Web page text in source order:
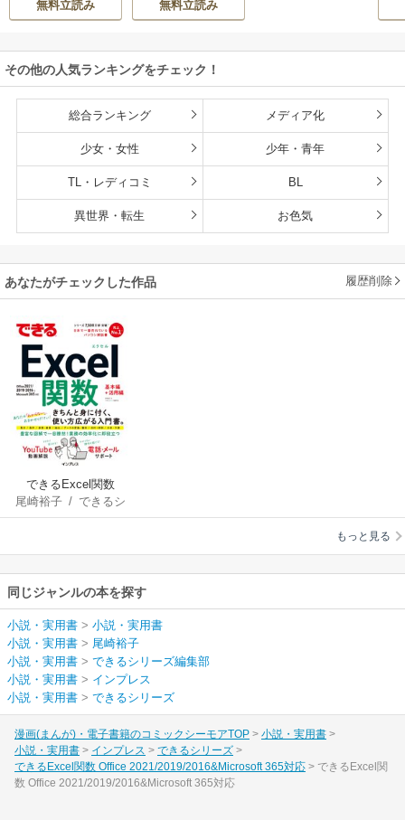
無料立読み
無料立読み
その他の人気ランキングをチェック！
総合ランキング メディア化
少女・女性 少年・青年
TL・レディコミ BL
異世界・転生 お色気
あなたがチェックした作品 履歴削除
できるExcel関数
Office
2021/2019/2016&Micr
尾崎裕子/ できるシ
リーズ編集部
もっと見る
同じジャンルの本を探す
小説・実用書 > 小説・実用書
小説・実用書 > 尾崎裕子
小説・実用書 > できるシリーズ編集部
小説・実用書 > インプレス
小説・実用書 > できるシリーズ
漫画(まんが)・電子書籍のコミックシーモアTOP
小説・実用書
小説・実用書
インプレス
できるシリーズ
できるExcel関数 Office 2021/2019/2016&Microsoft 365対応
できるExcel関
数 Office 2021/2019/2016&Microsoft 365対応